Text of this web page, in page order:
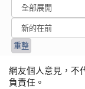
網友個人意見，不
負責任。